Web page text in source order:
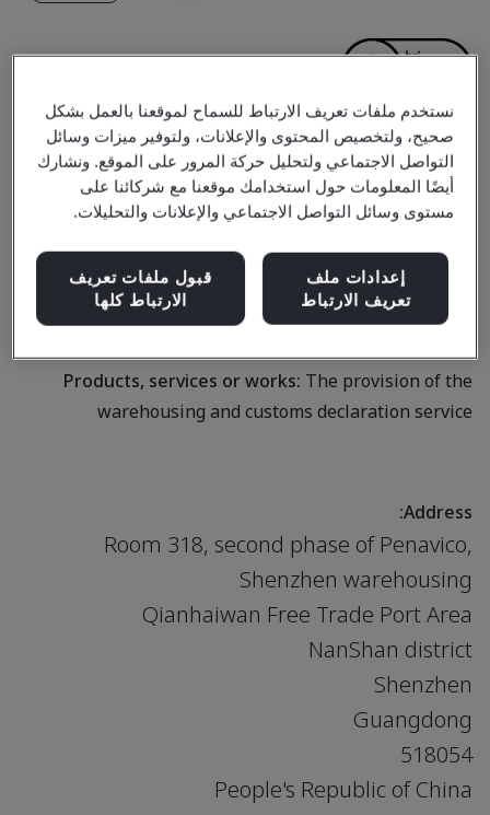
Penavico Shenzhen
Warehousing Co., Ltd.
Business scope:The provision of the warehousing and
customs declaration service
Products, services or works:The provision of the
warehousing and customs declaration service
Address:
Room 318, second phase of Penavico,
Shenzhen warehousing
Qianhaiwan Free Trade Port Area
NanShan district
Shenzhen
Guangdong
518054
People's Republic of China
نستخدم ملفات تعريف الارتباط للسماح لموقعنا بالعمل بشكل
صحيح، ولتخصيص المحتوى والإعلانات، ولتوفير ميزات وسائل
التواصل الاجتماعي ولتحليل حركة المرور على الموقع. ونشارك
أيضًا المعلومات حول استخدامك موقعنا مع شركائنا على
مستوى وسائل التواصل الاجتماعي والإعلانات والتحليلات.
إعدادات ملف
تعريف الارتباط
قبول ملفات تعريف
الارتباط كلها